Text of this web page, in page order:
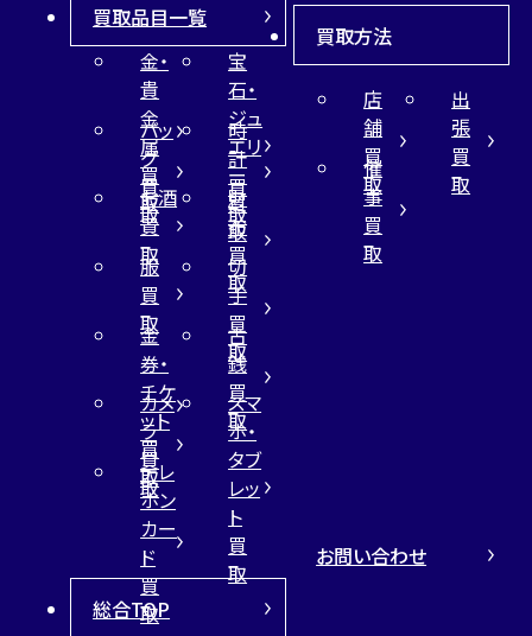
買取品目一覧
金・
貴
金
属
買
取
宝
石・
ジュ
エリ
ー
買
取
バッ
グ
買
取
時
計
買
取
お酒
買
取
財
布
買
取
服
買
取
切
手
買
取
金
券・
チケ
ット
買
取
古
銭
買
取
カメ
ラ
買
取
スマ
ホ・
タブ
レッ
ト
買
取
テレ
ホン
カー
ド
買
取
買取方法
店
舗
買
取
出
張
買
取
催
事
買
取
総合TOP
お問い合わせ